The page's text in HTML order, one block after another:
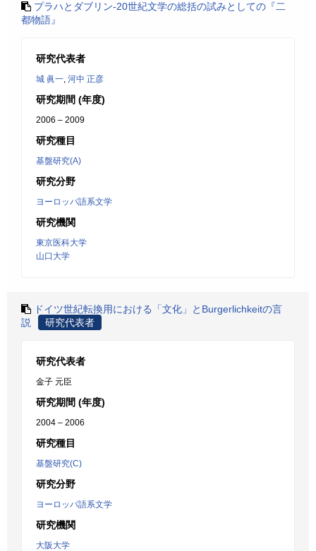
プラハとダブリン-20世紀文学の総括の試みとしての『二
都物語』
研究代表者
城 眞一, 河中 正彦
研究期間 (年度)
2006 – 2009
研究種目
基盤研究(A)
研究分野
ヨーロッパ語系文学
研究機関
東京医科大学
山口大学
ドイツ世紀転換用における「文化」とBurgerlichkeitの言
説
研究代表者
研究代表者
金子 元臣
研究期間 (年度)
2004 – 2006
研究種目
基盤研究(C)
研究分野
ヨーロッパ語系文学
研究機関
大阪大学